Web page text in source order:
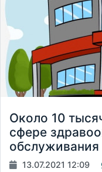
Около 10
сфере
обслуживания
13.07.2021 12:09